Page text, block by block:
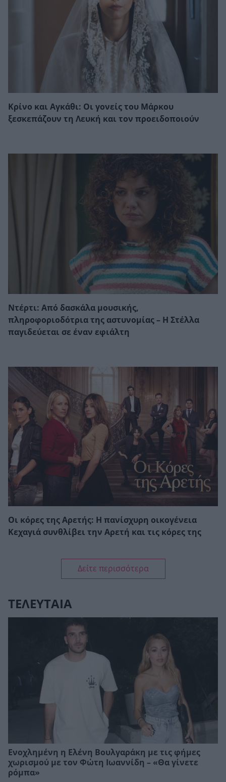
Κρίνο και Αγκάθι: Οι γονείς του Μάρκου
ξεσκεπάζουν τη Λευκή και τον προειδοποιούν
Ντέρτι: Από δασκάλα μουσικής,
πληροφοριοδότρια της αστυνομίας – Η Στέλλα
παγιδεύεται σε έναν εφιάλτη
Οι κόρες της Αρετής: Η πανίσχυρη οικογένεια
Κεχαγιά συνθλίβει την Αρετή και τις κόρες της
Δείτε περισσότερα
ΤΕΛΕΥΤΑΙΑ
Ενοχλημένη η Ελένη Βουλγαράκη με τις φήμες
χωρισμού με τον Φώτη Ιωαννίδη – «Θα γίνετε
ρόμπα»